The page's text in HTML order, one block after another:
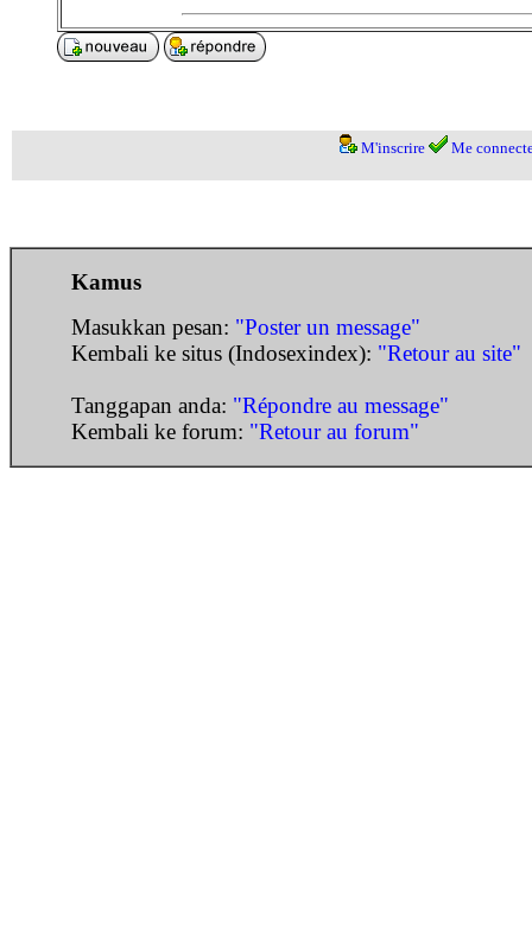
M'inscrire Me
Kamus
Masukkan pesan: "Poster un message"
Kembali ke situs (Indosexindex): "Retour au site"
Tanggapan anda: "Répondre au message"
Kembali ke forum: "Retour au forum"